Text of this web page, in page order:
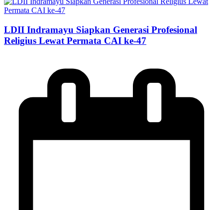
LDII Indramayu Siapkan Generasi Profesional
Religius Lewat Permata CAI ke-47